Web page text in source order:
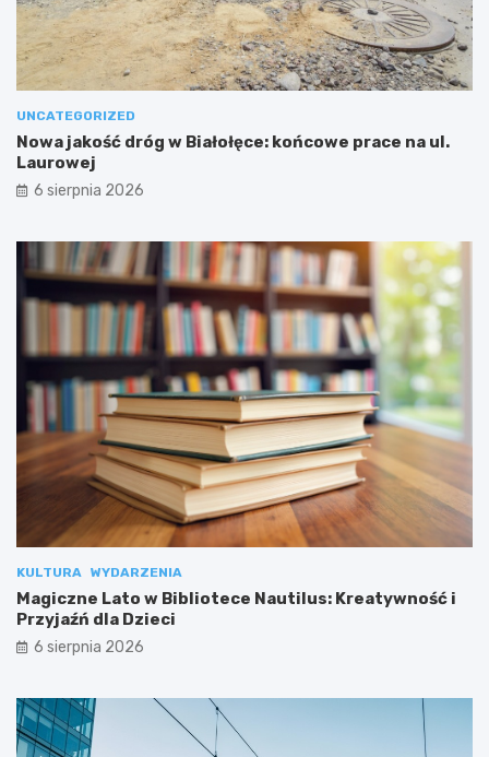
UNCATEGORIZED
Nowa jakość dróg w Białołęce: końcowe prace na ul.
Laurowej
6 sierpnia 2026
KULTURA WYDARZENIA
Magiczne Lato w Bibliotece Nautilus: Kreatywność i
Przyjaźń dla Dzieci
6 sierpnia 2026